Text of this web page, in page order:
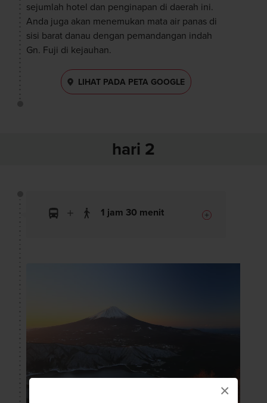
×
sejumlah hotel dan penginapan di daerah ini.
Anda juga akan menemukan mata air panas di
sisi barat danau dengan pemandangan indah
Gn. Fuji di kejauhan.
LIHAT PADA PETA GOOGLE
hari 2
1 jam 30 menit